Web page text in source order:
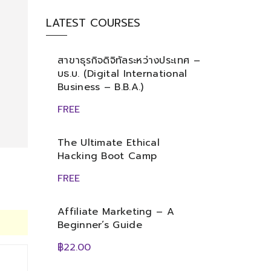
LATEST COURSES
สาขาธุรกิจดิจิทัลระหว่างประเทศ –
บธ.บ. (Digital International
Business – B.B.A.)
FREE
The Ultimate Ethical
Hacking Boot Camp
FREE
Affiliate Marketing – A
Beginner’s Guide
฿22.00